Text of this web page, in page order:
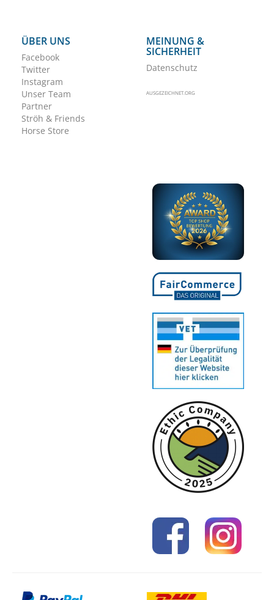
ÜBER UNS
Facebook
Twitter
Instagram
Unser Team
Partner
Ströh & Friends
Horse Store
MEINUNG &
SICHERHEIT
Datenschutz
AUSGEZEICHNET.ORG